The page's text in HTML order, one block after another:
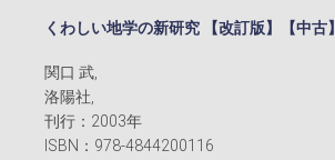
くわしい地学の新研究 【改訂版】【中古】
関口 武,
洛陽社,
刊行：2003年
ISBN：978-4844200116